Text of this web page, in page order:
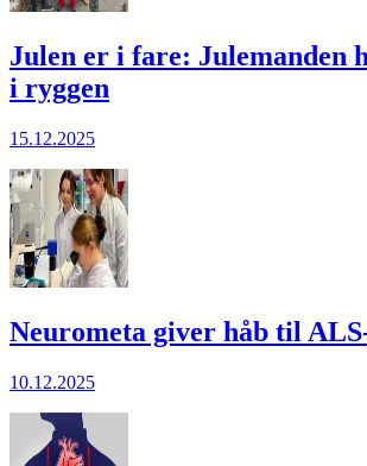
Julen er i fare: Julemanden
i ryggen
15.12.2025
Neurometa giver håb til
10.12.2025